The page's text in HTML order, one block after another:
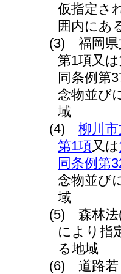
仮指定さ
囲内にあ
(3)
福岡
第1項又
同条例第
念物並び
域
(4)
柳川
第1項又は
同条例第
念物並び
域
(5)
森林法
により指
る地域
(6)
道路